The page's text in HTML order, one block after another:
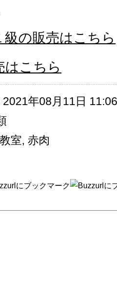
級の販売はこちら
はこちら
年08月11日 11:06
室, 赤肉